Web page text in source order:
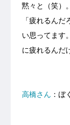
黙々と（笑）
「疲れるん
い思ってます
に疲れるんだ
高橋さん ：ぼ